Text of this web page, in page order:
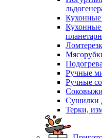
Ручные
Ручные
Сушилки
Терки,